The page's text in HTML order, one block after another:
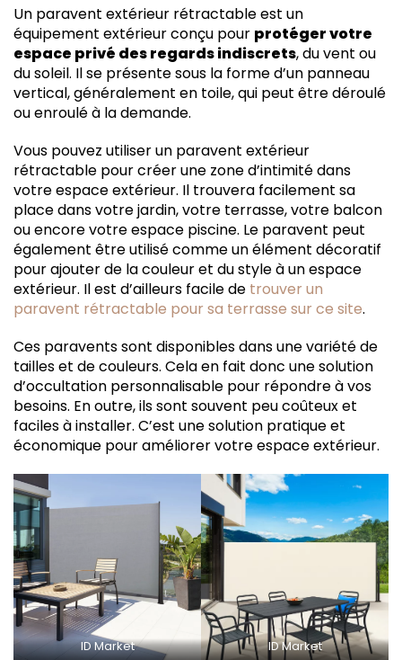
Un paravent extérieur rétractable est un
équipement extérieur conçu pour protéger votre
espace privé des regards indiscrets, du vent ou
du soleil. Il se présente sous la forme d’un panneau
vertical, généralement en toile, qui peut être déroulé
ou enroulé à la demande.
Vous pouvez utiliser un paravent extérieur
rétractable pour créer une zone d’intimité dans
votre espace extérieur. Il trouvera facilement sa
place dans votre jardin, votre terrasse, votre balcon
ou encore votre espace piscine. Le paravent peut
également être utilisé comme un élément décoratif
pour ajouter de la couleur et du style à un espace
extérieur. Il est d’ailleurs facile de trouver un
paravent rétractable pour sa terrasse sur ce site.
Ces paravents sont disponibles dans une variété de
tailles et de couleurs. Cela en fait donc une solution
d’occultation personnalisable pour répondre à vos
besoins. En outre, ils sont souvent peu coûteux et
faciles à installer. C’est une solution pratique et
économique pour améliorer votre espace extérieur.
ID Market ID Market